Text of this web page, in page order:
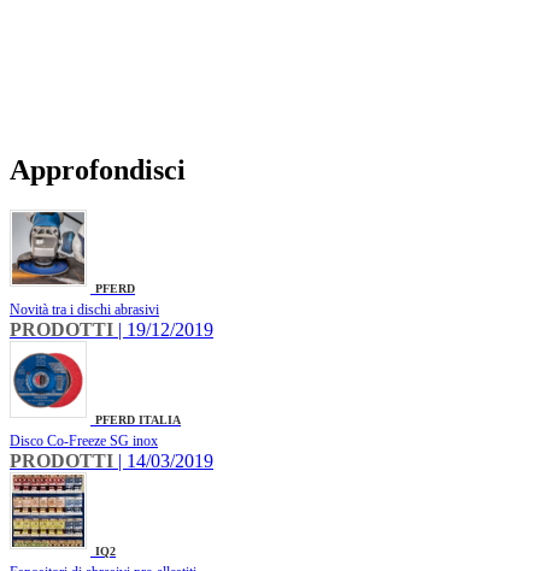
Approfondisci
PFERD
Novità tra i dischi abrasivi
PRODOTTI | 19/12/2019
PFERD ITALIA
Disco Co-Freeze SG inox
PRODOTTI | 14/03/2019
IQ2